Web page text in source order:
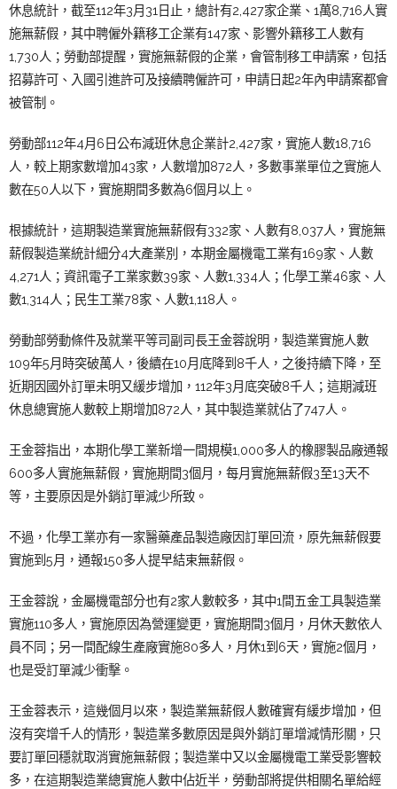
休息統計，截至112年3月31日止，總計有2,427家企業、1萬8,716人實
施無薪假，其中聘僱外籍移工企業有147家、影響外籍移工人數有
1,730人；勞動部提醒，實施無薪假的企業，會管制移工申請案，包括
招募許可、入國引進許可及接續聘僱許可，申請日起2年內申請案都會
被管制。
勞動部112年4月6日公布減班休息企業計2,427家，實施人數18,716
人，較上期家數增加43家，人數增加872人，多數事業單位之實施人
數在50人以下，實施期間多數為6個月以上。
根據統計，這期製造業實施無薪假有332家、人數有8,037人，實施無
薪假製造業統計細分4大產業別，本期金屬機電工業有169家、人數
4,271人；資訊電子工業家數39家、人數1,334人；化學工業46家、人
數1,314人；民生工業78家、人數1,118人。
勞動部勞動條件及就業平等司副司長王金蓉說明， 製造業實施人數
109年5月時突破萬人，後續在10月底降到8千人，之後持續下降，至
近期因國外訂單未明又緩步增加，112年3月底突破8千人；這期減班
休息總實施人數較上期增加872人，其中製造業就佔了747人。
王金蓉指出， 本期化學工業新增一間規模1,000多人的橡膠製品廠通報
600多人實施無薪假 ，實施期間3個月，每月實施無薪假3至13天不
等，主要原因是外銷訂單減少所致。
不過，化學工業亦有一家醫藥產品製造廠因訂單回流，原先無薪假要
實施到5月，通報150多人提早結束無薪假。
王金蓉說，金屬機電部分也有2家人數較多，其中1間五金工具製造業
實施110多人，實施原因為營運變更，實施期間3個月，月休天數依人
員不同；另一間配線生產廠實施80多人，月休1到6天，實施2個月，
也是受訂單減少衝擊。
王金蓉表示，這幾個月以來，製造業無薪假人數確實有緩步增加，但
沒有突增千人的情形，製造業多數原因是與外銷訂單增減情形關，只
要訂單回穩就取消實施無薪假；製造業中又以金屬機電工業受影響較
多，在這期製造業總實施人數中佔近半，勞動部將提供相關名單給經